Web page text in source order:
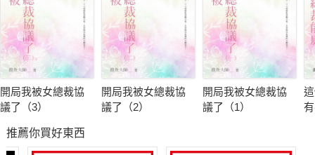
開局我被女總裁協
議了（3）
開局我被女總裁協
議了（2）
開局我被女總裁協
議了（1）
推薦你買好東西